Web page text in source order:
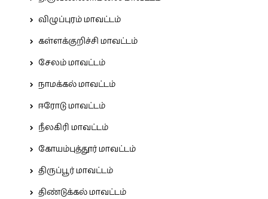
விழுப்புரம் மாவட்டம்
கள்ளக்குறிச்சி மாவட்டம்
சேலம் மாவட்டம்
நாமக்கல் மாவட்டம்
ஈரோடு மாவட்டம்
நீலகிரி மாவட்டம்
கோயம்புத்தூர் மாவட்டம்
திருப்பூர் மாவட்டம்
திண்டுக்கல் மாவட்டம்